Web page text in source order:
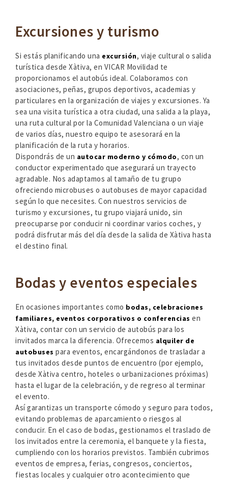
Excursiones y turismo
Si estás planificando una excursión, viaje cultural o salida
turística desde Xàtiva, en VICAR Movilidad te
proporcionamos el autobús ideal. Colaboramos con
asociaciones, peñas, grupos deportivos, academias y
particulares en la organización de viajes y excursiones. Ya
sea una visita turística a otra ciudad, una salida a la playa,
una ruta cultural por la Comunidad Valenciana o un viaje
de varios días, nuestro equipo te asesorará en la
planificación de la ruta y horarios.
Dispondrás de un autocar moderno y cómodo, con un
conductor experimentado que asegurará un trayecto
agradable. Nos adaptamos al tamaño de tu grupo
ofreciendo microbuses o autobuses de mayor capacidad
según lo que necesites. Con nuestros servicios de
turismo y excursiones, tu grupo viajará unido, sin
preocuparse por conducir ni coordinar varios coches, y
podrá disfrutar más del día desde la salida de Xàtiva hasta
el destino final.
Bodas y eventos especiales
En ocasiones importantes como bodas, celebraciones
familiares, eventos corporativos o conferencias en
Xàtiva, contar con un servicio de autobús para los
invitados marca la diferencia. Ofrecemos alquiler de
autobuses para eventos, encargándonos de trasladar a
tus invitados desde puntos de encuentro (por ejemplo,
desde Xàtiva centro, hoteles o urbanizaciones próximas)
hasta el lugar de la celebración, y de regreso al terminar
el evento.
Así garantizas un transporte cómodo y seguro para todos,
evitando problemas de aparcamiento o riesgos al
conducir. En el caso de bodas, gestionamos el traslado de
los invitados entre la ceremonia, el banquete y la fiesta,
cumpliendo con los horarios previstos. También cubrimos
eventos de empresa, ferias, congresos, conciertos,
fiestas locales y cualquier otro acontecimiento que